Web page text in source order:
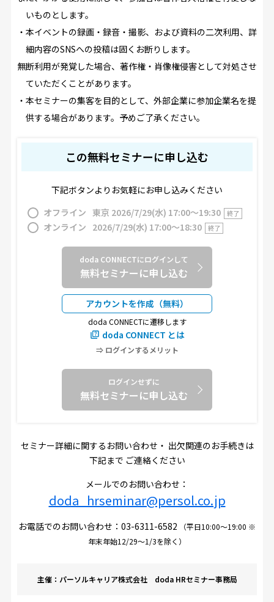
いものとします。
・本イベントの録画・録音・撮影、および資料の二次利用、詳
細内容のSNSへの投稿は固くお断りします。
無断利用が発覚した場合、著作権・肖像権侵害として対処させ
ていただくことがあります。
・本セミナーの集客を目的として、外部企業に参加企業名を提
供する場合があります。予めご了承ください。
この無料セミナーに申し込む
下記ボタンよりお気軽にお申し込みください
オフライン 東京 2026/7/29(水) 17:00〜19:30 終了
オンライン 2026/7/29(水) 17:00〜18:30 終了
doda CONNECTにログインして
無料セミナーに申し込む
アカウントを作成（無料）
doda CONNECTに遷移します
doda CONNECT とは
⇒ ログインするメリット
ログインせずに
無料セミナーに申し込む
セミナー詳細に関するお問い合わせ・ 出欠関連のお手続きは
下記まで ご連絡ください
メールでのお問い合わせ：
doda_hrseminar@persol.co.jp
お電話でのお問い合わせ： 03-6311-6582
（平日10:00～19:00 ※
年末年始12/29～1/3を除く）
主催：パーソルキャリア株式会社 doda HRセミナー事務局